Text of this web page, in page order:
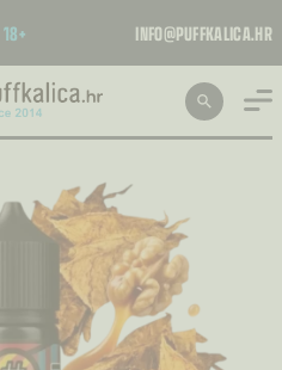
18+ INFO@PUFFKALICA.HR